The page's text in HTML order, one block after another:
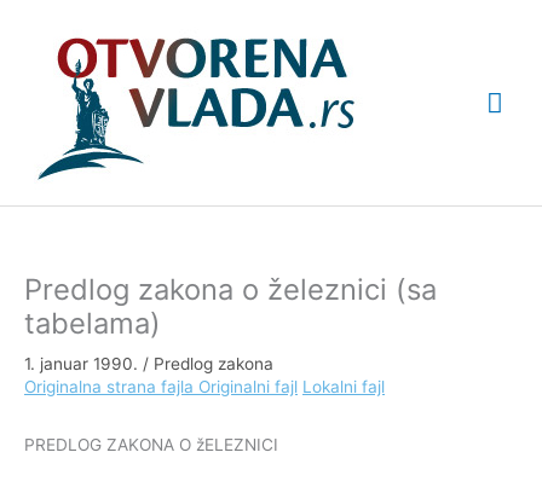
Predlog zakona o železnici (sa
tabelama)
1. januar 1990. / Predlog zakona
Originalna strana fajla Originalni fajl Lokalni fajl
PREDLOG ZAKONA O žELEZNICI